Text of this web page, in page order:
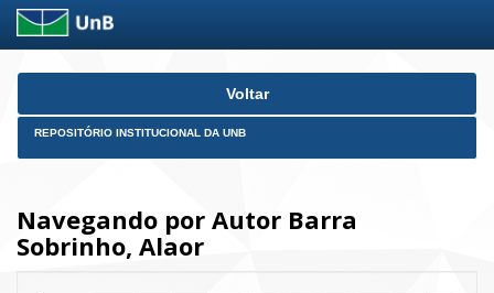
Skip
Voltar
REPOSITÓRIO INSTITUCIONAL DA UNB
Navegando por Autor Barra
Sobrinho, Alaor